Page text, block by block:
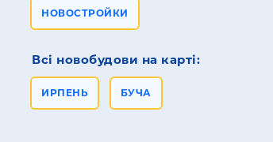
НОВОСТРОЙКИ
Всі новобудови на карті:
ИРПЕНЬ БУЧА